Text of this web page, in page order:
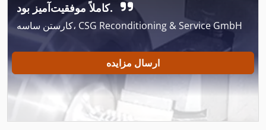
International 1754
International 2674
International 434
International 510
کاملاً موفقیت‌آمیز بود.
کارستن ساسه، CSG Reconditioning & Service GmbH
ارسال مزایده